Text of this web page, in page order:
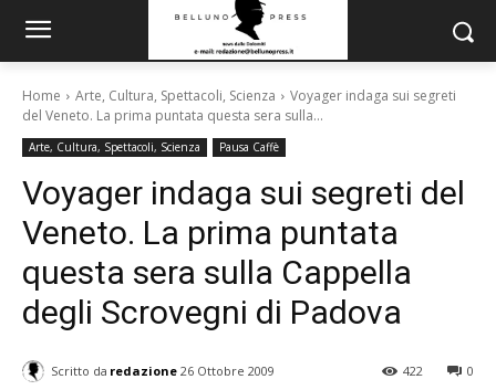
Home Arte, Cultura, Spettacoli, Scienza
Voyager indaga sui segreti
del Veneto. La prima puntata questa sera sulla...
Arte, Cultura, Spettacoli, Scienza Pausa Caffè
Voyager indaga sui segreti del
Veneto. La prima puntata
questa sera sulla Cappella
degli Scrovegni di Padova
Scritto da redazione 26 Ottobre 2009 0
422